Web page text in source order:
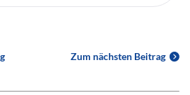
Zum nächsten Beitrag